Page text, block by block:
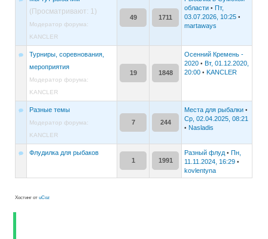
(Просматривают: 1)
Модератор форума:
KANCLER
49 1711
области • Пт,
03.07.2026, 10:25 •
martaways
Турниры, соревнования,
мероприятия
Модератор форума:
KANCLER
19 1848
Осенний Кремень -
2020 • Вт, 01.12.2020,
20:00 • KANCLER
Разные темы
Модератор форума:
KANCLER
7 244
Места для рыбалки •
Ср, 02.04.2025, 08:21
• Nasladis
Флудилка для рыбаков
1
1991
Разный флуд • Пн,
11.11.2024, 16:29 •
kovlentyna
Хостинг отuCoz